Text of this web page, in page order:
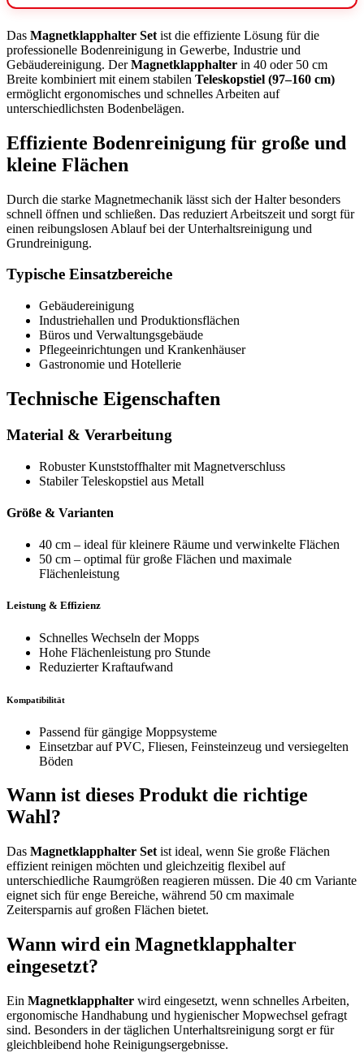
Das Magnetklapphalter Set ist die effiziente Lösung für die
professionelle Bodenreinigung in Gewerbe, Industrie und
Gebäudereinigung. DerMagnetklapphalter in 40 oder 50 cm
Breite kombiniert mit einem stabilen Teleskopstiel (97–160 cm)
ermöglicht ergonomisches und schnelles Arbeiten auf
unterschiedlichsten Bodenbelägen.
Effiziente Bodenreinigung für große und
kleine Flächen
Durch die starke Magnetmechanik lässt sich der Halter besonders
schnell öffnen und schließen. Das reduziert Arbeitszeit und sorgt für
einen reibungslosen Ablauf bei der Unterhaltsreinigung und
Grundreinigung.
Typische Einsatzbereiche
Gebäudereinigung
Industriehallen und Produktionsflächen
Büros und Verwaltungsgebäude
Pflegeeinrichtungen und Krankenhäuser
Gastronomie und Hotellerie
Technische Eigenschaften
Material & Verarbeitung
Robuster Kunststoffhalter mit Magnetverschluss
Stabiler Teleskopstiel aus Metall
Größe & Varianten
40 cm – ideal für kleinere Räume und verwinkelte Flächen
50 cm – optimal für große Flächen und maximale
Flächenleistung
Leistung & Effizienz
Schnelles Wechseln der Mopps
Hohe Flächenleistung pro Stunde
Reduzierter Kraftaufwand
Kompatibilität
Passend für gängige Moppsysteme
Einsetzbar auf PVC, Fliesen, Feinsteinzeug und versiegelten
Böden
Wann ist dieses Produkt die richtige
Wahl?
Das Magnetklapphalter Set ist ideal, wenn Sie große Flächen
effizient reinigen möchten und gleichzeitig flexibel auf
unterschiedliche Raumgrößen reagieren müssen. Die 40 cm Variante
eignet sich für enge Bereiche, während 50 cm maximale
Zeitersparnis auf großen Flächen bietet.
Wann wird ein Magnetklapphalter
eingesetzt?
Ein Magnetklapphalter wird eingesetzt, wenn schnelles Arbeiten,
ergonomische Handhabung und hygienischer Mopwechsel gefragt
sind. Besonders in der täglichen Unterhaltsreinigung sorgt er für
gleichbleibend hohe Reinigungsergebnisse.